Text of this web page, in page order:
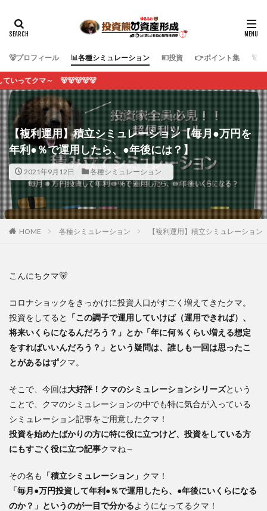
🐻プロフィール 📊各種シミュレーション 💴投資 👉ポイント集 🐻
【複利運用】積立シミュレーション【毎月●万円を
年利●％で運用したら、●年後には？】
2021年9月12日 各種シミュレーション
HOME 各種シミュレーション 【複利運用】積立シミュレーショ
こんにちクマ🐻
コロナショックをきっかけに投資人口がすごく増えてきたクマ。
投資をしてると
「この調子で運用していけば（運用できれば）、
将来いくらになるんだろう？」とか「年に何％くらい増える想定
をすればいいんだろう？」という疑問は、誰しも一回は思ったこ
とがあるはずクマ。
そこで、今回は大好評！クマのシミュレーションシリーズという
ことで、クマのシミュレーションの中でも特に気合が入っている
シミュレーション記事をご用意したクマ！
投資を始めたばかりの方に特に役に立つけど、投資をしている方
にもすごく役に立つ記事クマね～
その名も 「積立シミュレーション」 クマ！
「毎月●万円投資して年利●％で運用したら、●年後にいくらになる
のか？」というのが一目で分かるようになってるクマ！